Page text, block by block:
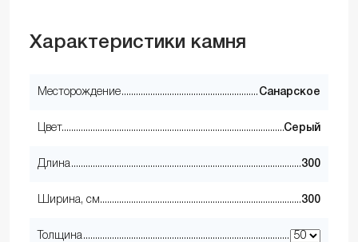
Характеристики камня
Месторождение Санарское
Цвет Серый
Длина 300
Ширина, см 300
Толщина